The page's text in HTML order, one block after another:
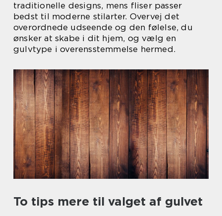
traditionelle designs, mens fliser passer
bedst til moderne stilarter. Overvej det
overordnede udseende og den følelse, du
ønsker at skabe i dit hjem, og vælg en
gulvtype i overensstemmelse hermed.
To tips mere til valget af gulvet